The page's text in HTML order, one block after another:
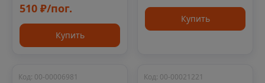
510 ₽/пог.
Купить
Купить
Код: 00-00006981 Код: 00-00021221